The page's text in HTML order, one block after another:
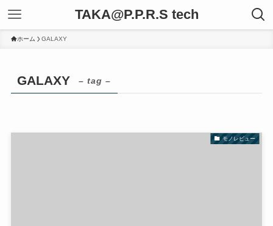
TAKA@P.P.R.S tech
ホーム GALAXY
GALAXY – tag –
モノレビュー